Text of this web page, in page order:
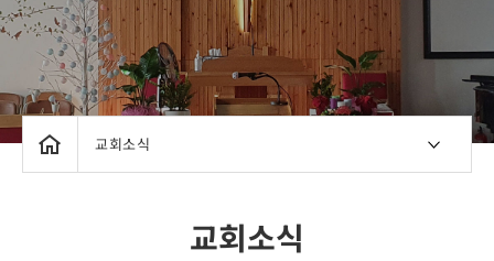
교회소식
교회소식